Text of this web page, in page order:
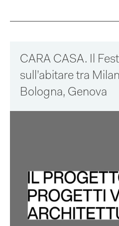
CARA CASA. Il
sull’abitare tra
Bologna, Genova